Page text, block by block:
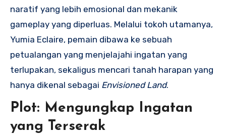
naratif yang lebih emosional dan mekanik
gameplay yang diperluas. Melalui tokoh utamanya,
Yumia Eclaire, pemain dibawa ke sebuah
petualangan yang menjelajahi ingatan yang
terlupakan, sekaligus mencari tanah harapan yang
hanya dikenal sebagai Envisioned Land.
Plot: Mengungkap Ingatan
yang Terserak